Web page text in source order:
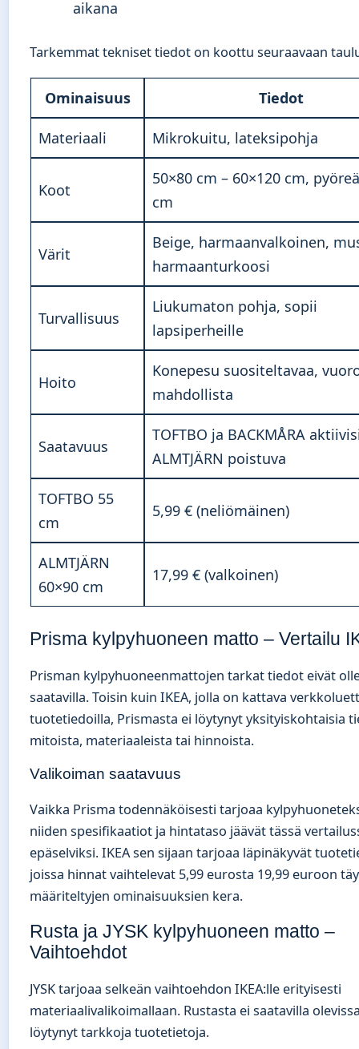
aikana
Tarkemmat tekniset tiedot on koottu seuraavaan
Ominaisuus Tiedot
Materiaali Mikrokuitu, lateksipohja
Koot
50×80 cm – 60×120 cm,
cm
Värit
Beige, harmaanvalkoinen,
harmaanturkoosi
Turvallisuus
Liukumaton pohja, sopii
lapsiperheille
Hoito
Konepesu suositeltavaa,
mahdollista
Saatavuus
TOFTBO ja BACKMÅRA
ALMTJÄRN poistuva
TOFTBO 55
cm
5,99 € (neliömäinen)
ALMTJÄRN
60×90 cm
17,99 € (valkoinen)
Prisma kylpyhuoneen matto – Vertailu
Prisman kylpyhuoneenmattojen tarkat tiedot eivät
saatavilla. Toisin kuin IKEA, jolla on kattava
tuotetiedoilla, Prismasta ei löytynyt yksityiskohtaisia
mitoista, materiaaleista tai hinnoista.
Valikoiman saatavuus
Vaikka Prisma todennäköisesti tarjoaa
niiden spesifikaatiot ja hintataso jäävät tässä
epäselviksi. IKEA sen sijaan tarjoaa läpinäkyvät
joissa hinnat vaihtelevat 5,99 eurosta 19,99 euroon
määriteltyjen ominaisuuksien kera.
Rusta ja JYSK kylpyhuoneen matto –
Vaihtoehdot
JYSK tarjoaa selkeän vaihtoehdon IKEA:lle erityisesti
materiaalivalikoimallaan. Rustasta ei saatavilla
löytynyt tarkkoja tuotetietoja.